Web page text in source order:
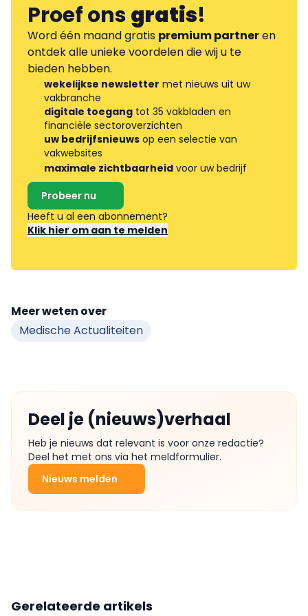
Proef onsgratis!
Word één maand gratis premium partneren
ontdek alle unieke voordelen die wij u te
bieden hebben.
wekelijkse newsletter met nieuws uit uw
vakbranche
digitale toegang tot 35 vakbladen en
financiële sectoroverzichten
uw bedrijfsnieuws op een selectie van
vakwebsites
maximale zichtbaarheid voor uw bedrijf
Probeer nu
Heeft u al een abonnement?
Klik hier om aan te melden
Meer weten over
Medische Actualiteiten
Deel je (nieuws)verhaal
Heb je nieuws dat relevant is voor onze redactie?
Deel het met ons via het meldformulier.
Nieuws melden
Gerelateerde artikels